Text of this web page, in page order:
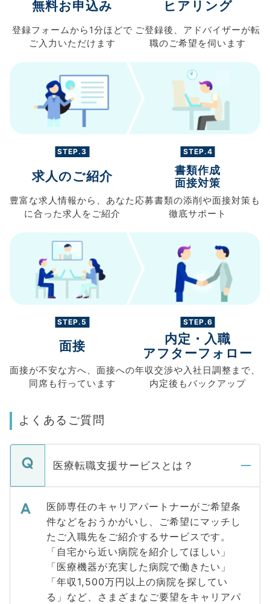
無料お申込み
登録フォームから 1分ほどで
ご入力 いただけます
ヒアリング
ご登録後、 アドバイザーが転
職のご希望を伺います
STEP.3
求人のご紹介
豊富な求人情報から、 あなた
に合った求人を ご紹介
STEP.4
書類作成
面接対策
応募書類の添削や面接対策も
徹底サポート
STEP.5
面接
面接が不安な方へ、 面接への
同席も行っています
STEP.6
内定・入職
アフターフォロー
年収交渉や入社日調整まで、
内定後もバックアップ
よくあるご質問
医療転職支援サービスとは？
医師専任のキャリアパートナーがご希望条
件などをおうかがいし、ご希望にマッチし
たご入職先をご紹介するサービスです。
「自宅から近い病院を紹介してほしい」
「医療機器が充実した病院で働きたい」
「年収1,500万円以上の病院を探してい
る」など、さまざまなご要望をキャリアパ